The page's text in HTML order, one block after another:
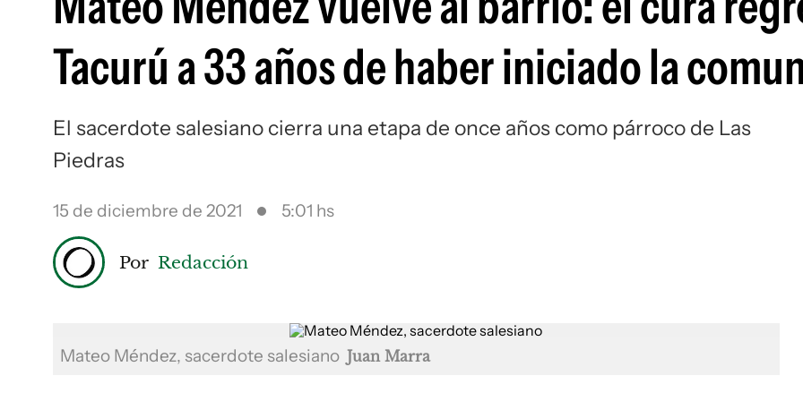
Tacurú a 33 años de haber iniciado la
El sacerdote salesiano cierra una etapa de once años como párroco de Las
Piedras
15 de diciembre de 2021 5:01 hs
Por Redacción
Mateo Méndez, sacerdote salesiano Juan Marra